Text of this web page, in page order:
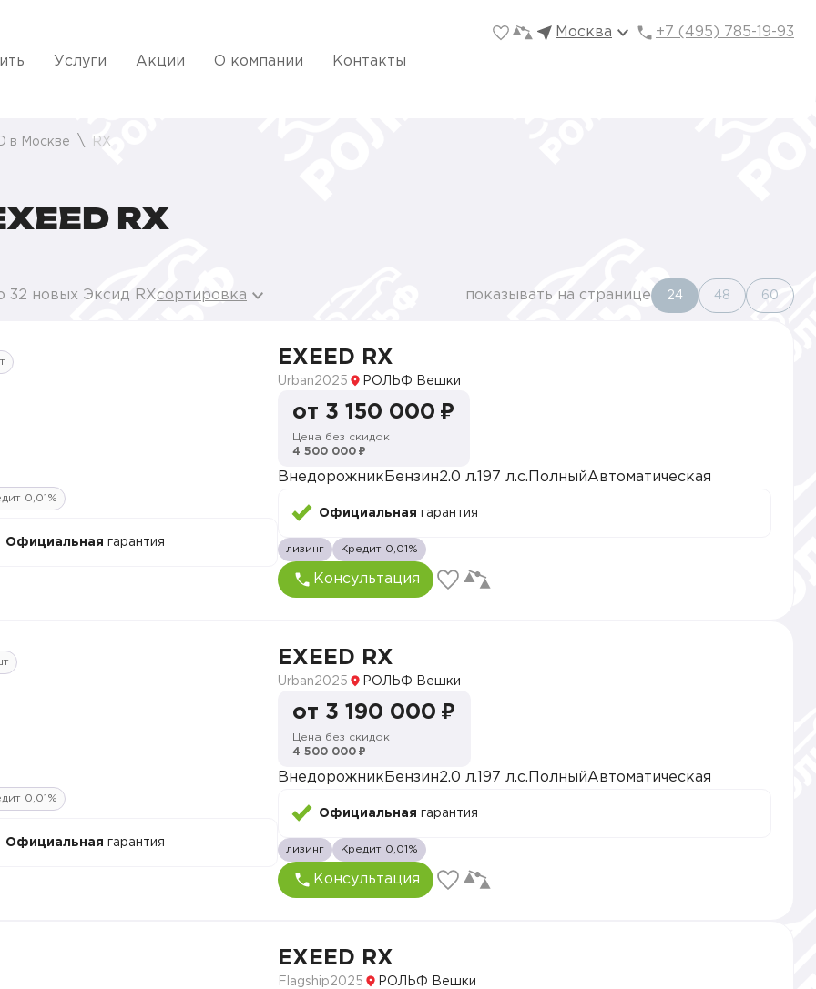
Москва +7 (495) 785-19-93
Услуги Акции О компании Контакты
в Москве RX
RX
32 новых Эксид RXсортировка показывать на странице 24 48 60
0,01%
Официальная гарантия
EXEED RX
Urban2025 РОЛЬФ Вешки
от 3 150 000 ₽
Цена без скидок
4 500 000 ₽
Внедорожник Бензин2.0 л. 197 л.с. ПолныйАвтоматическая
Официальная гарантия
лизинг Кредит 0,01%
Консультация
0,01%
Официальная гарантия
EXEED RX
Urban2025 РОЛЬФ Вешки
от 3 190 000 ₽
Цена без скидок
4 500 000 ₽
Внедорожник Бензин2.0 л. 197 л.с. ПолныйАвтоматическая
Официальная гарантия
лизинг Кредит 0,01%
Консультация
EXEED RX
Flagship2025 РОЛЬФ Вешки